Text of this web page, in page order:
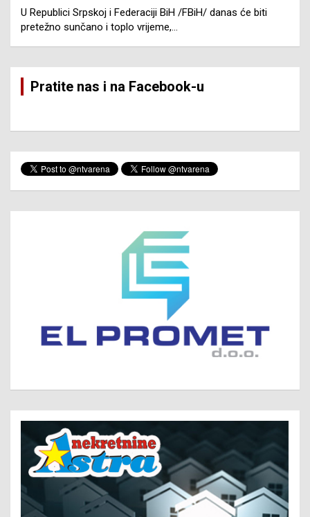
U Republici Srpskoj i Federaciji BiH /FBiH/ danas će biti
pretežno sunčano i toplo vrijeme,…
Pratite nas i na Facebook-u